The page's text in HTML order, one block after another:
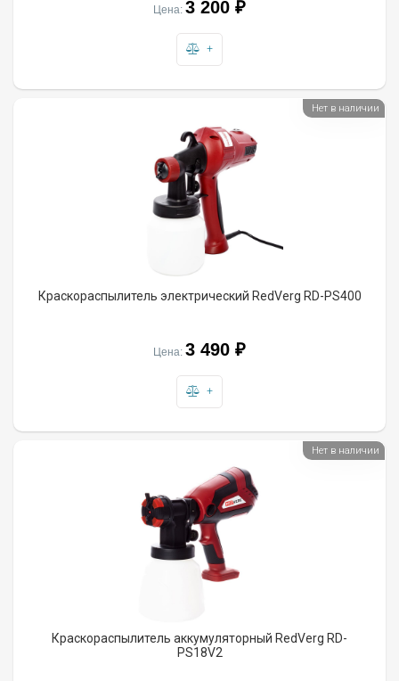
Цена: 3 200 ₽
+
Краскораспылитель электрический RedVerg RD-PS400
Цена: 3 490 ₽
+
Нет в наличии
Краскораспылитель аккумуляторный RedVerg RD-
PS18V2
Нет в наличии